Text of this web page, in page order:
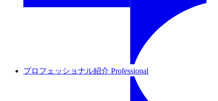
プロフェッショナル紹介 Professional